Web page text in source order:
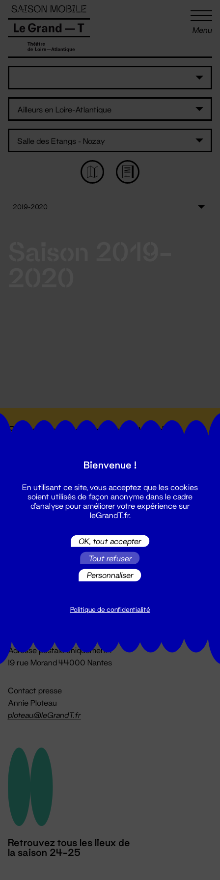
Menu
Suivez toutes les actualités du
Du lundi au vendredi 14h → 18h
Adresse postale uniquement :
19 rue Morand 44000 Nantes
Contact presse
Annie Ploteau
ploteau@leGrandT.fr
Retrouvez tous les lieux de
la saison 24-25
Panneau de gestion des cookies
Bienvenue !
En utilisant ce site, vous acceptez que les cookies
soient utilisés de façon anonyme dans le cadre
d'analyse pour améliorer votre expérience sur
leGrandT.fr.
OK, tout accepter
Tout refuser
Personnaliser
Politique de confidentialité